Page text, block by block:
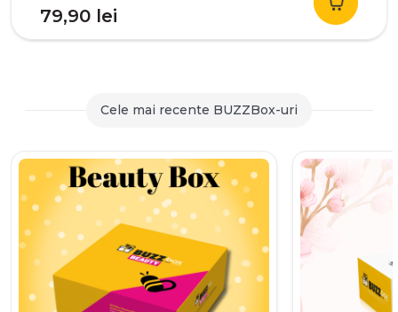
inițial
a
290,00 lei.
79,90 lei
curent
79,90 lei.
Cele mai recente BUZZBox-uri